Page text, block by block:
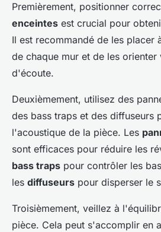
Premièrement, positionner
enceintes est crucial pour
Il est recommandé de les placer
de chaque mur et de les orienter
d'écoute.
Deuxièmement, utilisez des
des bass traps et des diffuseurs
l'acoustique de la pièce. Les
sont efficaces pour réduire les
bass traps pour contrôler les
les diffuseurs pour disperser le
Troisièmement, veillez à
pièce. Cela peut s'accomplir en